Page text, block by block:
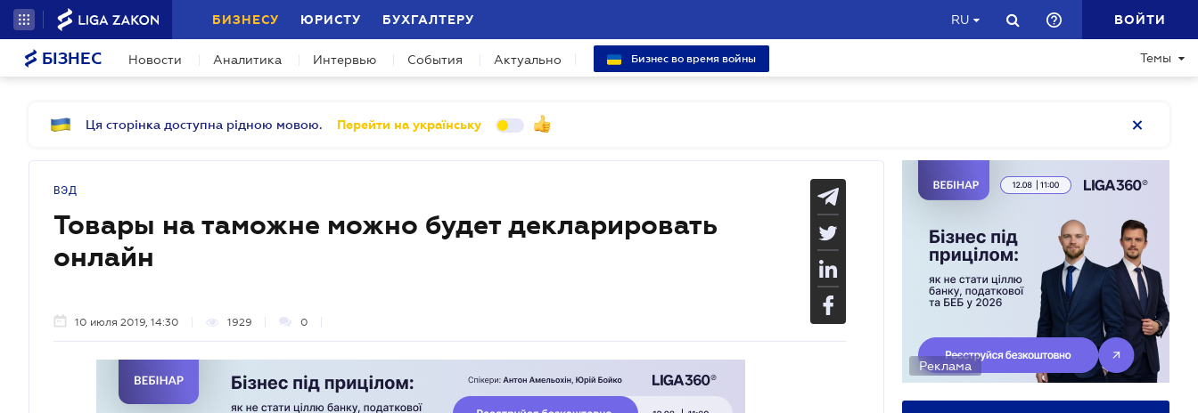
БИЗНЕСУ ЮРИСТУ БУХГАЛТЕРУ RU ВОЙТИ
БІЗНЕС Новости Аналитика Интервью События Актуально Бизнес во время войны Темы
Ця сторінка доступна рідною мовою. Перейти на українську
ВЭД
Товары на таможне можно будет декларировать
онлайн
10 июля 2019, 14:30 1929 0
Реклама